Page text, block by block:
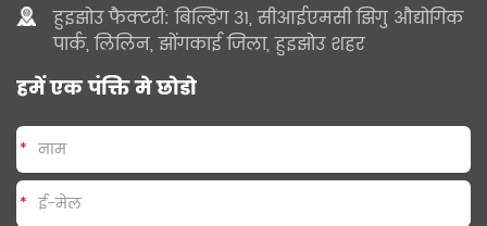
हुइझोउ फैक्टरी: बिल्डिंग 31, सीआईएमसी झिगु औद्योगिक
पार्क, लिलिन, झोंगकाई जिला, हुइझोउ शहर
हमें एक पंक्ति मे छोडो
*
*